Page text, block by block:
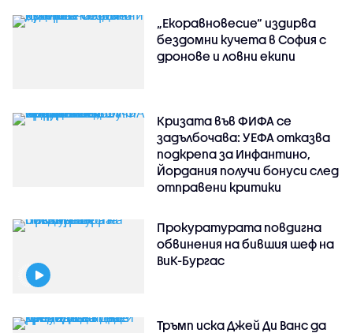
„Екоравновесие“ издирва
бездомни кучета в София с
дронове и ловни екипи
Кризата във ФИФА се
задълбочава: УЕФА отказва
подкрепа за Инфантино,
Йордания получи бонуси след
отправени критики
Прокуратурата повдигна
обвинения на бившия шеф на
ВиК-Бургас
Тръмп иска Джей Ди Ванс да